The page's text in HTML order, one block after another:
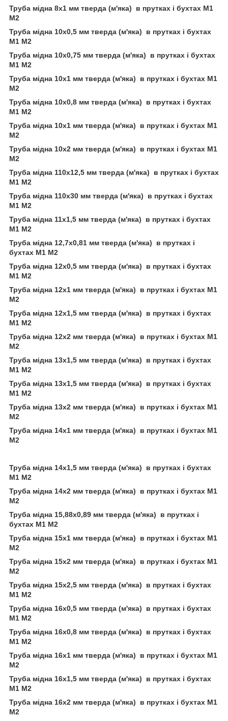
Труба мідна 8х1 мм тверда (м'яка) в прутках і бухтах М1
М2
Труба мідна 10х0,5 мм тверда (м'яка) в прутках і бухтах
М1 М2
Труба мідна 10х0,75 мм тверда (м'яка) в прутках і бухтах
М1 М2
Труба мідна 10х1 мм тверда (м'яка) в прутках і бухтах М1
М2
Труба мідна 10х0,8 мм тверда (м'яка) в прутках і бухтах
М1 М2
Труба мідна 10х1 мм тверда (м'яка) в прутках і бухтах М1
М2
Труба мідна 10х2 мм тверда (м'яка) в прутках і бухтах М1
М2
Труба мідна 110х12,5 мм тверда (м'яка) в прутках і бухтах
М1 М2
Труба мідна 110х30 мм тверда (м'яка) в прутках і бухтах
М1 М2
Труба мідна 11х1,5 мм тверда (м'яка) в прутках і бухтах
М1 М2
Труба мідна 12,7х0,81 мм тверда (м'яка) в прутках і
бухтах М1 М2
Труба мідна 12х0,5 мм тверда (м'яка) в прутках і бухтах
М1 М2
Труба мідна 12х1 мм тверда (м'яка) в прутках і бухтах М1
М2
Труба мідна 12х1,5 мм тверда (м'яка) в прутках і бухтах
М1 М2
Труба мідна 12х2 мм тверда (м'яка) в прутках і бухтах М1
М2
Труба мідна 13х1,5 мм тверда (м'яка) в прутках і бухтах
М1 М2
Труба мідна 13х1,5 мм тверда (м'яка) в прутках і бухтах
М1 М2
Труба мідна 13х2 мм тверда (м'яка) в прутках і бухтах М1
М2
Труба мідна 14х1 мм тверда (м'яка) в прутках і бухтах М1
М2
Труба мідна 14х1,5 мм тверда (м'яка) в прутках і бухтах
М1 М2
Труба мідна 14х2 мм тверда (м'яка) в прутках і бухтах М1
М2
Труба мідна 15,88х0,89 мм тверда (м'яка) в прутках і
бухтах М1 М2
Труба мідна 15х1 мм тверда (м'яка) в прутках і бухтах М1
М2
Труба мідна 15х2 мм тверда (м'яка) в прутках і бухтах М1
М2
Труба мідна 15х2,5 мм тверда (м'яка) в прутках і бухтах
М1 М2
Труба мідна 16х0,5 мм тверда (м'яка) в прутках і бухтах
М1 М2
Труба мідна 16х0,8 мм тверда (м'яка) в прутках і бухтах
М1 М2
Труба мідна 16х1 мм тверда (м'яка) в прутках і бухтах М1
М2
Труба мідна 16х1,5 мм тверда (м'яка) в прутках і бухтах
М1 М2
Труба мідна 16х2 мм тверда (м'яка) в прутках і бухтах М1
М2